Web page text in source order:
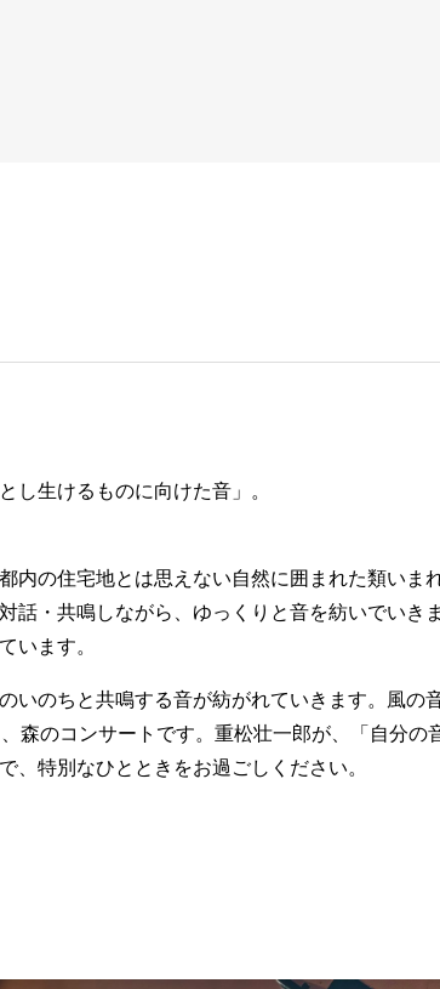
し生けるものに向けた音」。
内の住宅地とは思えない自然に囲まれた類いま
話・共鳴しながら、ゆっくりと音を紡いでいき
います。
いのちと共鳴する音が紡がれていきます。風の
森のコンサートです。重松壮一郎が、「自分の
、特別なひとときをお過ごしください。